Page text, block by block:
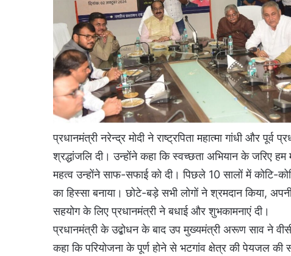
प्रधानमंत्री नरेन्द्र मोदी ने राष्ट्रपिता महात्मा गांधी और
श्रद्धांजलि दी। उन्होंने कहा कि स्वच्छता अभियान के जरिए
महत्व उन्होंने साफ-सफाई को दी। पिछले 10 सालों में कोटि-
का हिस्सा बनाया। छोटे-बड़े सभी लोगों ने श्रमदान किया,
सहयोग के लिए प्रधानमंत्री ने बधाई और शुभकामनाएं दी।
प्रधानमंत्री के उद्बोधन के बाद उप मुख्यमंत्री अरूण साव ने
कहा कि परियोजना के पूर्ण होने से भटगांव क्षेत्र की पेयजल की